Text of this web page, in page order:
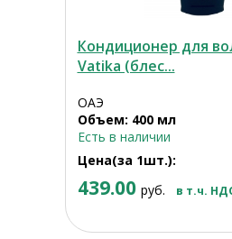
Кондиционер для
Vatika (блес...
ОАЭ
Объем: 400 мл
Есть в наличии
Цена(за 1шт.):
439.00 руб. в т.ч.